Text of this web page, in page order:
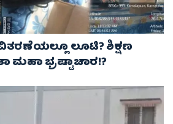
ವಿತರಣೆಯಲ್ಲೂ ಲೂಟಿ? ಶಿಕ್ಷಣ
ಮಹಾ ಭ್ರಷ್ಟಾಚಾರ!?